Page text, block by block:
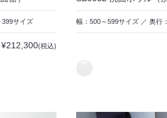
399サイズ
(税込)
幅：500～599サイズ ／ 奥行